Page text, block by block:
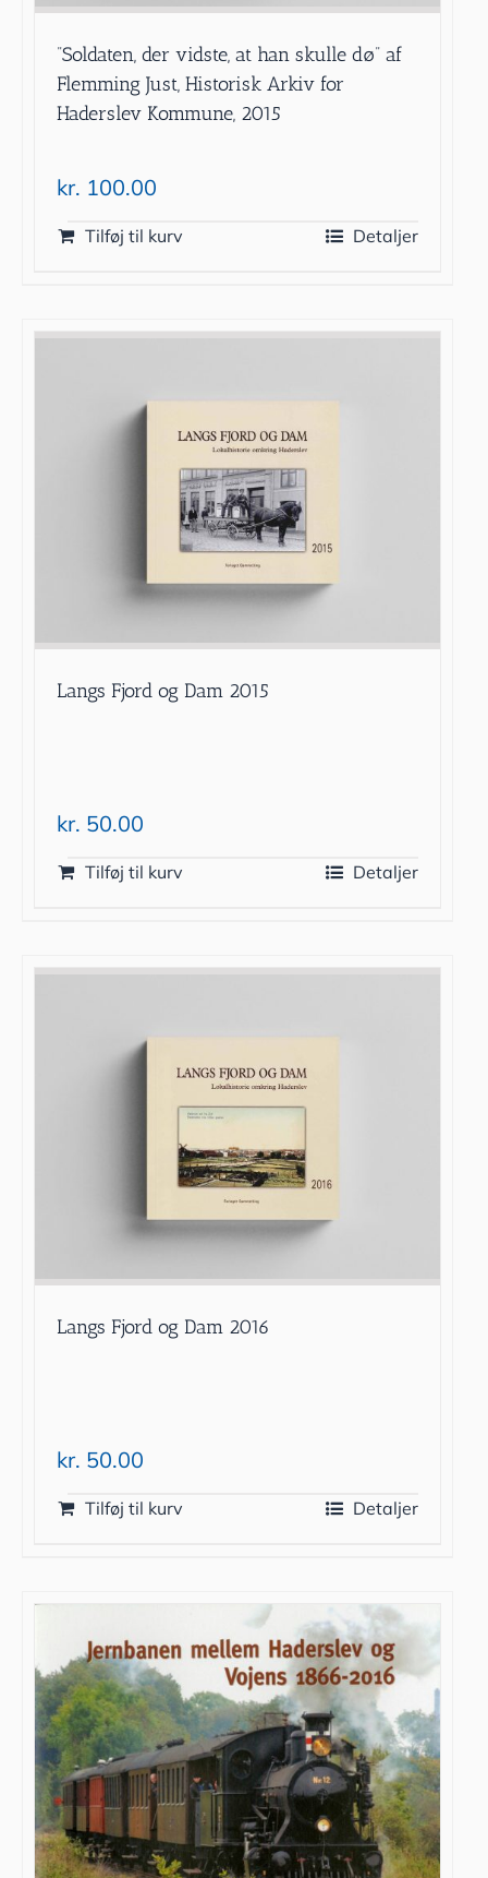
”Soldaten, der vidste, at han skulle dø” af
Flemming Just, Historisk Arkiv for
Haderslev Kommune, 2015
kr. 100.00
Tilføj til kurv Detaljer
Langs Fjord og Dam 2015
kr. 50.00
Tilføj til kurv Detaljer
Langs Fjord og Dam 2016
kr. 50.00
Tilføj til kurv Detaljer